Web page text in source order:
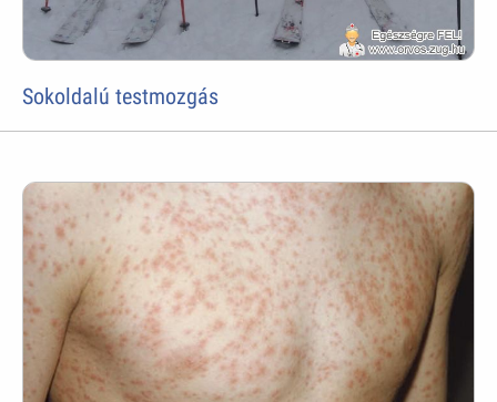
Sokoldalú testmozgás